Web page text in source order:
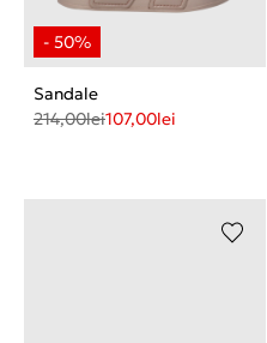
Sandale
214,00lei107,00lei